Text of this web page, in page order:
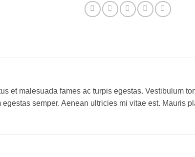
et malesuada fames ac turpis egestas. Vestibulum
semper. Aenean ultricies mi vitae est. Mauris